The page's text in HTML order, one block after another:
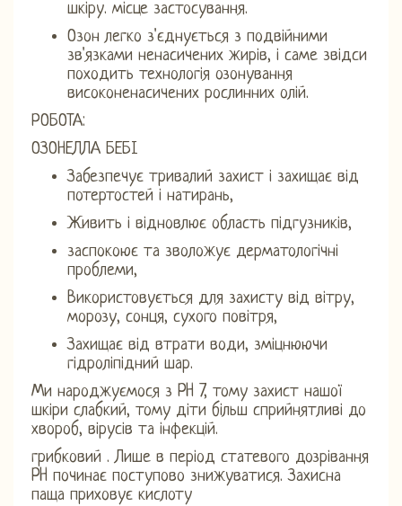
шкіру. місце застосування.
Озон легко з'єднується з подвійними
зв'язками ненасичених жирів, і саме звідси
походить технологія озонування
високоненасичених рослинних олій.
РОБОТА:
ОЗОНЕЛЛА БЕБІ
Забезпечує тривалий захист і захищає від
потертостей і натирань,
Живить і відновлює область підгузників,
заспокоює та зволожує дерматологічні
проблеми,
Використовується для захисту від вітру,
морозу, сонця, сухого повітря,
Захищає від втрати води, зміцнюючи
гідроліпідний шар.
Ми народжуємося з PH 7, тому захист нашої
шкіри слабкий, тому діти більш сприйнятливі до
хвороб, вірусів та інфекцій.
грибковий . Лише в період статевого дозрівання
PH починає поступово знижуватися. Захисна
паща приховує кислоту